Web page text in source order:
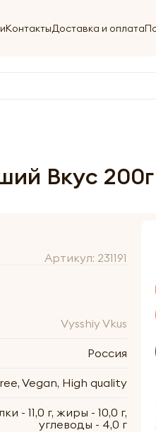
КонтактыДоставка и оплата
Вкус 200г
Артикул: 231191
Vysshiy Vkus
Россия
Vegan, High quality
- 11,0 г, жиры - 10,0 г,
углеводы - 4,0 г